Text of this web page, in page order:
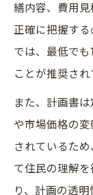
繕内容、費用
正確に把握す
では、最低で
ことが推奨され
また、計画書
や市場価格の
されているた
て住民の理解
り、計画の透明